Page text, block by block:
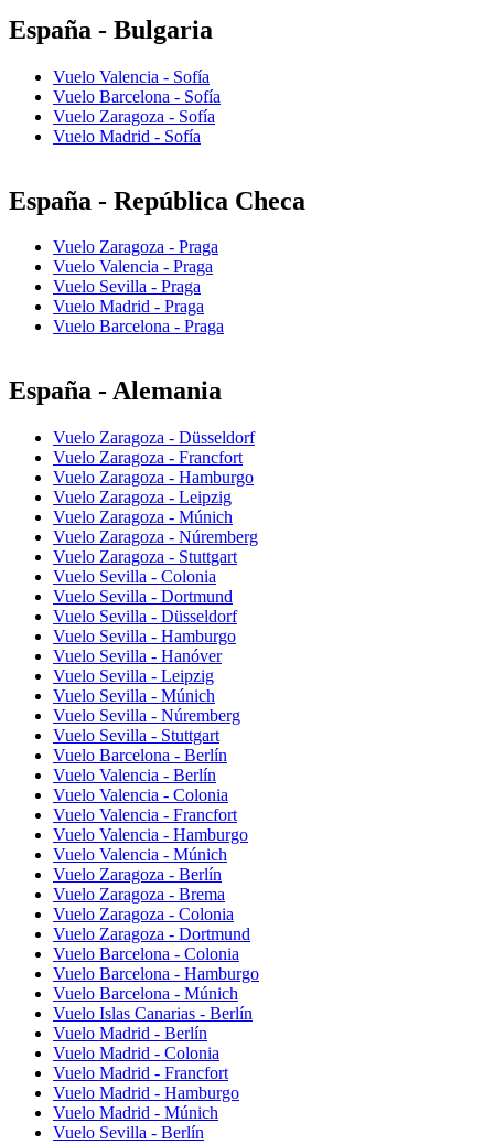
España - Bulgaria
Vuelo Valencia - Sofía
Vuelo Barcelona - Sofía
Vuelo Zaragoza - Sofía
Vuelo Madrid - Sofía
España - República Checa
Vuelo Zaragoza - Praga
Vuelo Valencia - Praga
Vuelo Sevilla - Praga
Vuelo Madrid - Praga
Vuelo Barcelona - Praga
España - Alemania
Vuelo Zaragoza - Düsseldorf
Vuelo Zaragoza - Francfort
Vuelo Zaragoza - Hamburgo
Vuelo Zaragoza - Leipzig
Vuelo Zaragoza - Múnich
Vuelo Zaragoza - Núremberg
Vuelo Zaragoza - Stuttgart
Vuelo Sevilla - Colonia
Vuelo Sevilla - Dortmund
Vuelo Sevilla - Düsseldorf
Vuelo Sevilla - Hamburgo
Vuelo Sevilla - Hanóver
Vuelo Sevilla - Leipzig
Vuelo Sevilla - Múnich
Vuelo Sevilla - Núremberg
Vuelo Sevilla - Stuttgart
Vuelo Barcelona - Berlín
Vuelo Valencia - Berlín
Vuelo Valencia - Colonia
Vuelo Valencia - Francfort
Vuelo Valencia - Hamburgo
Vuelo Valencia - Múnich
Vuelo Zaragoza - Berlín
Vuelo Zaragoza - Brema
Vuelo Zaragoza - Colonia
Vuelo Zaragoza - Dortmund
Vuelo Barcelona - Colonia
Vuelo Barcelona - Hamburgo
Vuelo Barcelona - Múnich
Vuelo Islas Canarias - Berlín
Vuelo Madrid - Berlín
Vuelo Madrid - Colonia
Vuelo Madrid - Francfort
Vuelo Madrid - Hamburgo
Vuelo Madrid - Múnich
Vuelo Sevilla - Berlín